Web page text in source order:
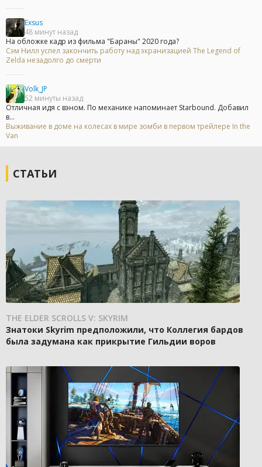
Exsus
48 минут назад
На обложке кадр из фильма "Бараны" 2020 года?
Сэм Нилл успел закончить работу над экранизацией The Legend of
Zelda незадолго до смерти
Volk_JP
52 минуты назад
Отличная идя с вэном. По механике напоминает Starbound. Добавил
в...
Выживание в доме на колесах в мире зомби в первом трейлере In the
Van
СТАТЬИ
THE ELDER SCROLLS V: SKYRIM
Знатоки Skyrim предположили, что Коллегия бардов
была задумана как прикрытие Гильдии воров